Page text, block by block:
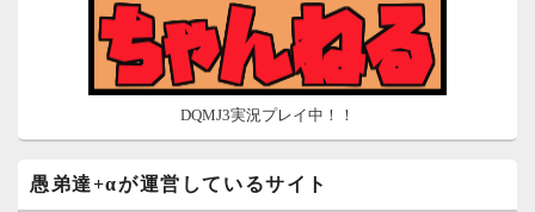
DQMJ3実況プレイ中！！
愚弟達+αが運営しているサイト